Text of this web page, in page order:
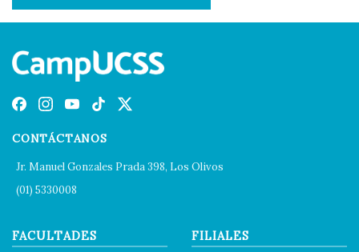
CONTÁCTANOS
Jr. Manuel Gonzales Prada 398, Los Olivos
(01) 5330008
FACULTADES FILIALES